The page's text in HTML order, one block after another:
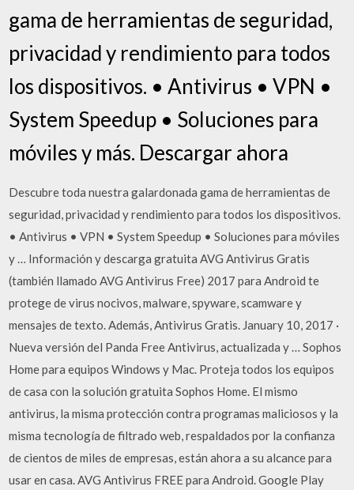
gama de herramientas de seguridad,
privacidad y rendimiento para todos
los dispositivos. • Antivirus • VPN •
System Speedup • Soluciones para
móviles y más. Descargar ahora
Descubre toda nuestra galardonada gama de herramientas de
seguridad, privacidad y rendimiento para todos los dispositivos.
• Antivirus • VPN • System Speedup • Soluciones para móviles
y … Información y descarga gratuita AVG Antivirus Gratis
(también llamado AVG Antivirus Free) 2017 para Android te
protege de virus nocivos, malware, spyware, scamware y
mensajes de texto. Además, Antivirus Gratis. January 10, 2017 ·
Nueva versión del Panda Free Antivirus, actualizada y … Sophos
Home para equipos Windows y Mac. Proteja todos los equipos
de casa con la solución gratuita Sophos Home. El mismo
antivirus, la misma protección contra programas maliciosos y la
misma tecnología de filtrado web, respaldados por la confianza
de cientos de miles de empresas, están ahora a su alcance para
usar en casa. AVG Antivirus FREE para Android. Google Play